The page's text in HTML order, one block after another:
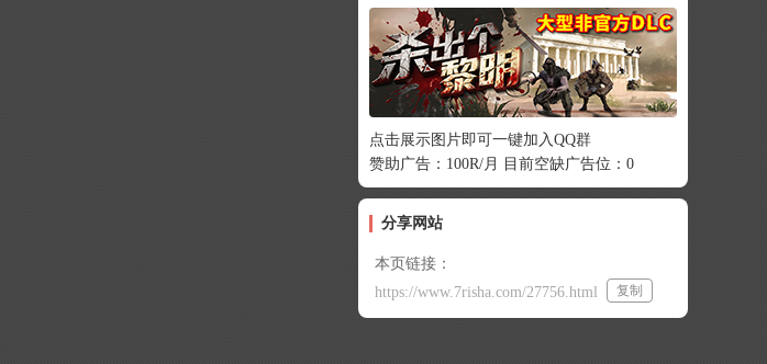
点击展示图片即可一键加入QQ群
赞助广告：100R/月 目前空缺广告位：0
分享网站
本页链接：
https://www.7risha.com/27756.html
复制